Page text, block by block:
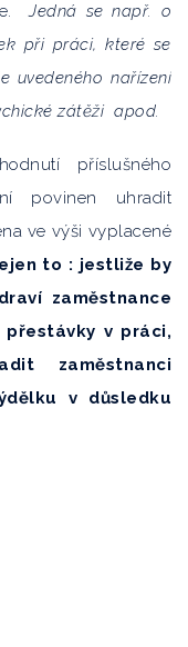
Jedná se např. o
při práci, které se
uvedeného nařízení
zátěži apod.
příslušného
povinen uhradit
ve výši vyplacené
to : jestliže by
zaměstnance
v práci,
zaměstnanci
v důsledku